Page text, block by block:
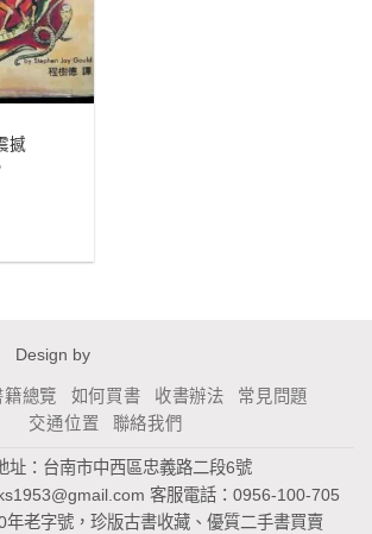
撼
Design by
籍總覽 如何買書 收書辦法
常見問題
交通位置
聯絡我們
址：台南市中西區忠義路二段6號
客服電話：0956-100-705
年老字號，珍版古書收藏、優質二手書買賣